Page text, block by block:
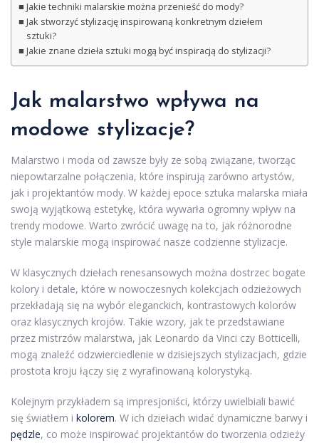
Jakie techniki malarskie można przenieść do mody?
Jak stworzyć stylizację inspirowaną konkretnym dziełem
sztuki?
Jakie znane dzieła sztuki mogą być inspiracją do stylizacji?
Jak malarstwo wpływa na
modowe stylizacje?
Malarstwo i moda od zawsze były ze sobą związane, tworząc
niepowtarzalne połączenia, które inspirują zarówno artystów,
jak i projektantów mody. W każdej epoce sztuka malarska miała
swoją wyjątkową estetykę, która wywarła ogromny wpływ na
trendy modowe. Warto zwrócić uwagę na to, jak różnorodne
style malarskie mogą inspirować nasze codzienne stylizacje.
W klasycznych dziełach renesansowych można dostrzec bogate
kolory i detale, które w nowoczesnych kolekcjach odzieżowych
przekładają się na wybór eleganckich, kontrastowych kolorów
oraz klasycznych krojów. Takie wzory, jak te przedstawiane
przez mistrzów malarstwa, jak Leonardo da Vinci czy Botticelli,
mogą znaleźć odzwierciedlenie w dzisiejszych stylizacjach, gdzie
prostota kroju łączy się z wyrafinowaną kolorystyką.
Kolejnym przykładem są impresjoniści, którzy uwielbiali bawić
się światłem i kolorem. W ich dziełach widać dynamiczne barwy i
pędzle, co może inspirować projektantów do tworzenia odzieży